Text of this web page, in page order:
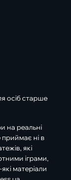
осіб старше
на реальні
приймає ні в
які
іграми,
матеріали